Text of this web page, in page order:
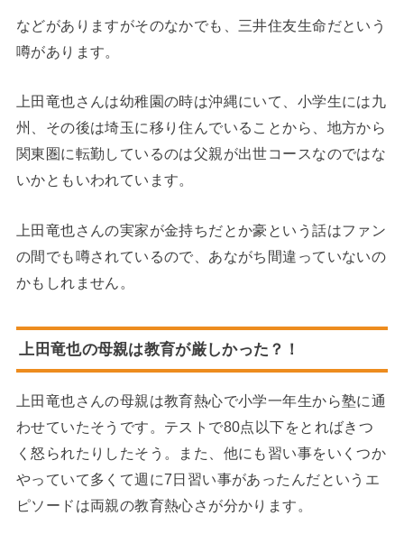
などがありますがそのなかでも、三井住友生命だという
噂があります。
上田竜也さんは幼稚園の時は沖縄にいて、小学生には九
州、その後は埼玉に移り住んでいることから、地方から
関東圏に転勤しているのは父親が出世コースなのではな
いかともいわれています。
上田竜也さんの実家が金持ちだとか豪という話はファン
の間でも噂されているので、あながち間違っていないの
かもしれません。
上田竜也の母親は教育が厳しかった？！
上田竜也さんの母親は教育熱心で小学一年生から塾に通
わせていたそうです。テストで80点以下をとればきつ
く怒られたりしたそう。また、他にも習い事をいくつか
やっていて多くて週に7日習い事があったんだというエ
ピソードは両親の教育熱心さが分かります。